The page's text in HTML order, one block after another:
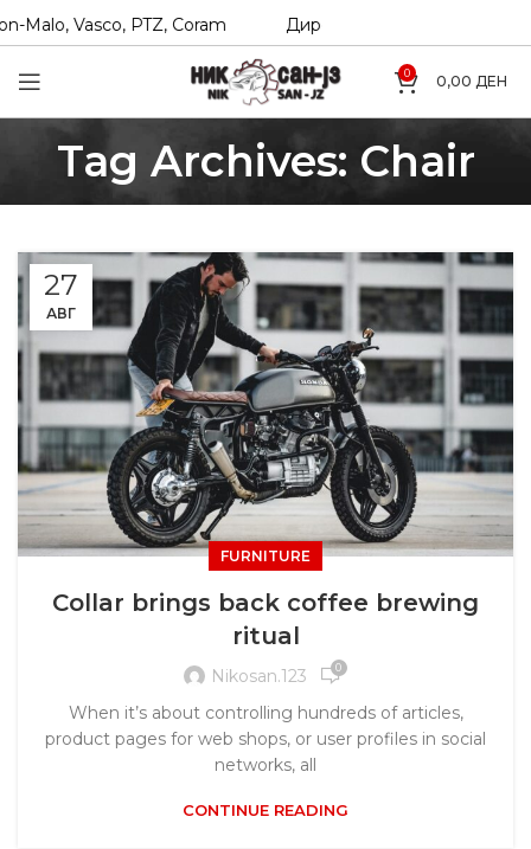
Vasco, PTZ, Coram Директни увозници на Hexol,
0 0,00 ДЕН
Tag Archives: Chair
27
АВГ
FURNITURE
Collar brings back coffee brewing
ritual
Nikosan.123 0
When it’s about controlling hundreds of articles,
product pages for web shops, or user profiles in social
networks, all
CONTINUE READING